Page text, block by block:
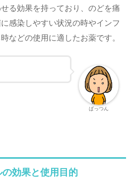
る効果を持っており、のどを痛
感染しやすい状況の時やインフ
などの使用に適したお薬です。
ぱっつん
効果と使用目的